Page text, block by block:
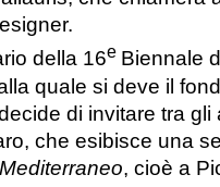
della 16e Biennale
quale si deve il
di invitare tra gli
che esibisce una
, cioè a